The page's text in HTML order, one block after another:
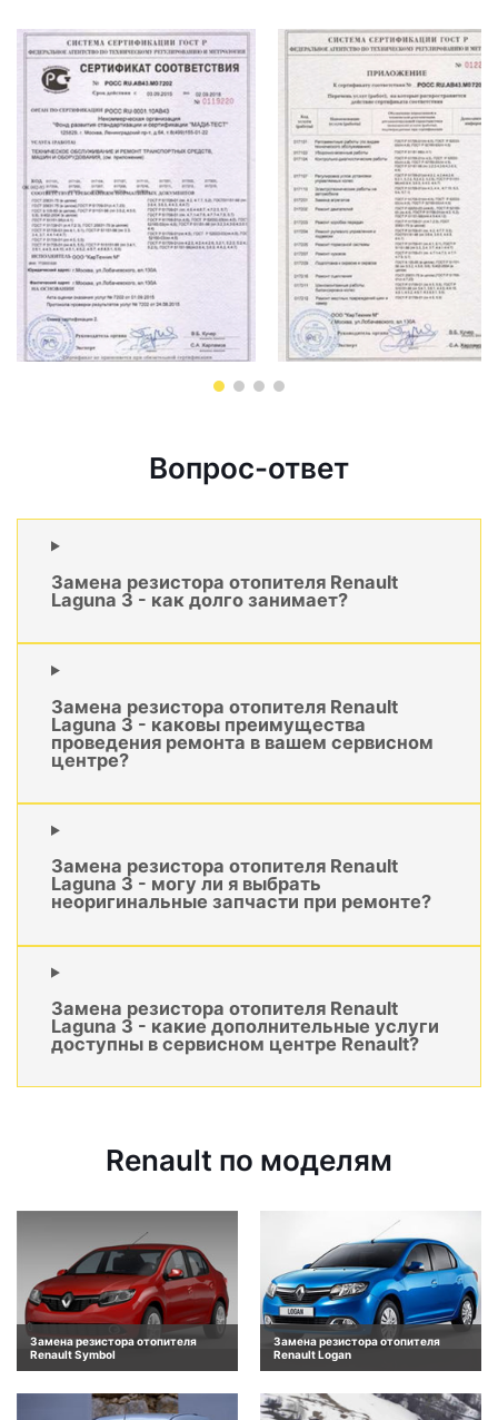
Вопрос-ответ
Замена резистора отопителя Renault
Laguna 3 - как долго занимает?
Замена резистора отопителя Renault
Laguna 3 - каковы преимущества
проведения ремонта в вашем сервисном
центре?
Замена резистора отопителя Renault
Laguna 3 - могу ли я выбрать
неоригинальные запчасти при ремонте?
Замена резистора отопителя Renault
Laguna 3 - какие дополнительные услуги
доступны в сервисном центре Renault?
Renault по моделям
Замена резистора отопителя
Renault Symbol
Замена резистора отопителя
Renault Logan